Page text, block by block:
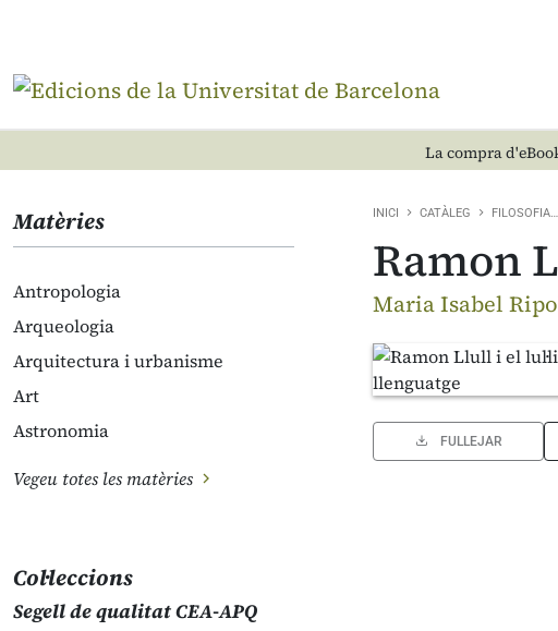
La compra
Matèries
Antropologia
Arqueologia
Arquitectura i urbanisme
Art
Astronomia
Vegeu totes les matèries
Col·leccions
Segell de qualitat CEA-APQ
INICI CATÀLEG FILOSOFIA…
Ramon
Maria Isabel
FULLEJAR